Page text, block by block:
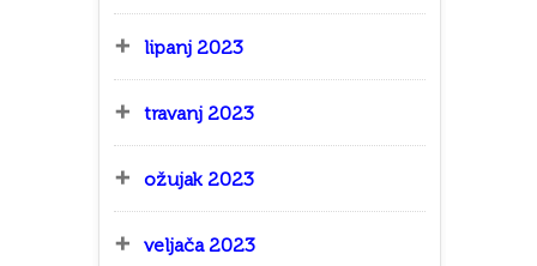
lipanj 2023
travanj 2023
ožujak 2023
veljača 2023